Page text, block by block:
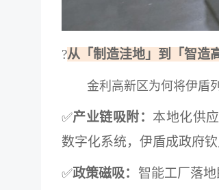
?从「制造洼地」到「智造
金利高新区为何将伊盾
✅产业链吸附： 本地化供
数字化系统，伊盾成政府
✅政策磁吸： 智能工厂落